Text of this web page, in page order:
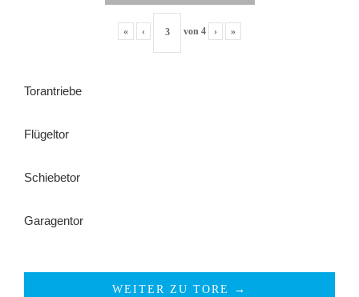
« ‹ von 4 › »
Torantriebe
Flügeltor
Schiebetor
Garagentor
WEITER ZU TORE →